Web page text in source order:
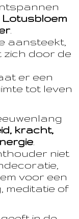
Lotusbloem
.
aansteekt,
door de
er een
tot leven
kracht,
niet
voor een
meditatie of